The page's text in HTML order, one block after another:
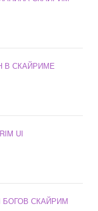
В СКАЙРИМЕ
UI
БОГОВ СКАЙРИМ